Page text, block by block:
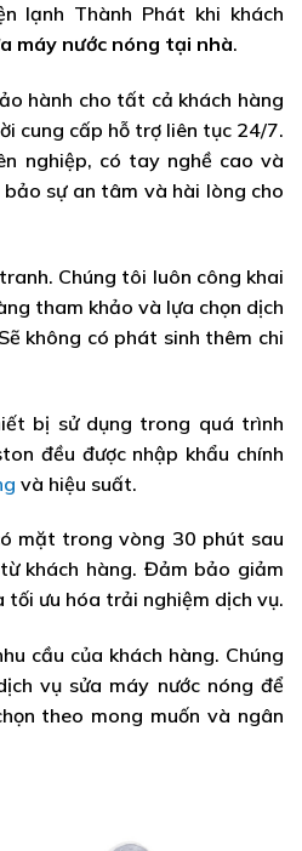
lạnh Thành Phát khi khách
máy nước nóng tại nhà.
hành cho tất cả khách hàng
cung cấp hỗ trợ liên tục 24/7.
nghiệp, có tay nghề cao và
sự an tâm và hài lòng cho
Chúng tôi luôn công khai
tham khảo và lựa chọn dịch
không có phát sinh thêm chi
bị sử dụng trong quá trình
đều được nhập khẩu chính
và hiệu suất.
mặt trong vòng 30 phút sau
khách hàng. Đảm bảo giảm
tối ưu hóa trải nghiệm dịch vụ.
cầu của khách hàng. Chúng
vụ sửa máy nước nóng để
theo mong muốn và ngân